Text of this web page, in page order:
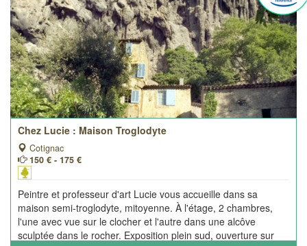
Chez Lucie : Maison Troglodyte
Cotignac
150 € - 175 €
Peintre et professeur d'art Lucie vous accueille dans sa
maison semi-troglodyte, mitoyenne. À l'étage, 2 chambres,
l'une avec vue sur le clocher et l'autre dans une alcôve
sculptée dans le rocher. Exposition plein sud, ouverture sur